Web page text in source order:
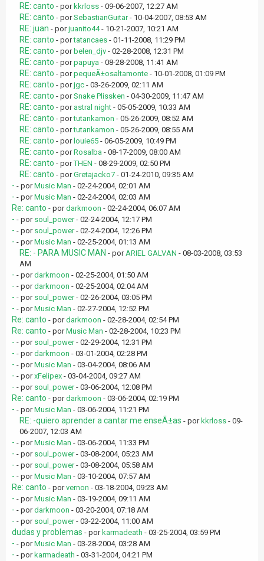
RE: canto - por kkrloss - 09-06-2007, 12:27 AM
RE: canto - porSebastianGuitar- 10-04-2007, 08:53 AM
RE: juan - porjuanito44- 10-21-2007, 10:21 AM
RE: canto - portatancaes - 01-11-2008, 11:29 PM
RE: canto - por belen_djv - 02-28-2008, 12:31 PM
RE: canto - porpapuya - 08-28-2008, 11:41 AM
RE: canto - porpequeÃ±osaltamonte - 10-01-2008, 01:09 PM
RE: canto - porjgc - 03-26-2009, 02:11 AM
RE: canto - porSnake Plissken - 04-30-2009, 11:47 AM
RE: canto - por astral night - 05-05-2009, 10:33 AM
RE: canto - portutankamon - 05-26-2009, 08:52 AM
RE: canto - portutankamon - 05-26-2009, 08:55 AM
RE: canto - por louie65 - 06-05-2009, 10:49 PM
RE: canto - porRosalba - 08-17-2009, 08:00 AM
RE: canto - porTHEN - 08-29-2009, 02:50 PM
RE: canto - porGretajacko7 - 01-24-2010, 09:35 AM
- - porMusic Man - 02-24-2004, 02:01 AM
- - porMusic Man - 02-24-2004, 02:03 AM
Re: canto - pordarkmoon - 02-24-2004, 06:07 AM
- - por soul_power- 02-24-2004, 12:17 PM
- - por soul_power- 02-24-2004, 12:26 PM
- - porMusic Man - 02-25-2004, 01:13 AM
RE: - PARA MUSIC MAN - porARIEL GALVAN - 08-03-2008, 03:53
AM
- - pordarkmoon - 02-25-2004, 01:50 AM
- - pordarkmoon - 02-25-2004, 02:04 AM
- - por soul_power- 02-26-2004, 03:05 PM
- - porMusic Man - 02-27-2004, 12:52 PM
Re: canto - pordarkmoon - 02-28-2004, 02:54 PM
Re: canto - porMusic Man - 02-28-2004, 10:23 PM
- - por soul_power- 02-29-2004, 12:31 PM
- - pordarkmoon - 03-01-2004, 02:28 PM
- - porMusic Man - 03-04-2004, 08:06 AM
- - porxFelipex - 03-04-2004, 09:27 AM
- - por soul_power- 03-06-2004, 12:08 PM
Re: canto - pordarkmoon - 03-06-2004, 02:19 PM
- - porMusic Man - 03-06-2004, 11:21 PM
RE: -quiero aprender a cantar me enseÃ±as - por kkrloss - 09-
06-2007, 12:03 AM
- - porMusic Man - 03-06-2004, 11:33 PM
- - por soul_power- 03-08-2004, 05:23 AM
- - por soul_power- 03-08-2004, 05:58 AM
- - porMusic Man - 03-10-2004, 07:57 AM
Re: canto - porvernon - 03-18-2004, 09:23 AM
- - porMusic Man - 03-19-2004, 09:11 AM
- - pordarkmoon - 03-20-2004, 07:18 AM
- - por soul_power- 03-22-2004, 11:00 AM
dudas y problemas - por karmadeath - 03-25-2004, 03:59 PM
- - porMusic Man - 03-28-2004, 03:28 AM
- - por karmadeath - 03-31-2004, 04:21 PM